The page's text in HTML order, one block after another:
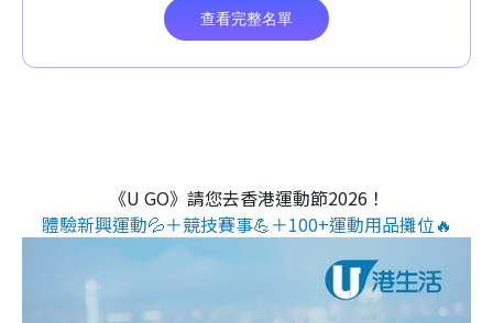
《U GO》請您去香港運動節2026！
體驗新興運動💦＋競技賽事💪＋100+運動用品攤位🔥